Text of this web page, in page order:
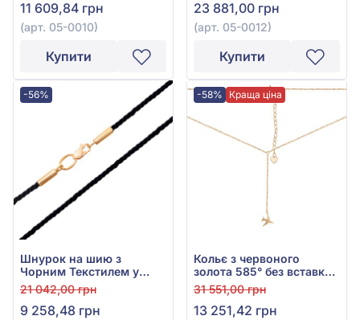
11 609,84 грн
(арт. 05-0010)
Купити
23 881,00 грн
(арт. 05-0012)
Купити
-56%
Шнурок на шию з
Чорним Текстилем у
Червоному золоті 585°,
арт. Ш010ч/н
21 042,00 грн
9 258,48 грн
-58% Краща ціна
Кольє з червоного
золота 585° без вставки,
арт. 194176
31 551,00 грн
13 251,42 грн